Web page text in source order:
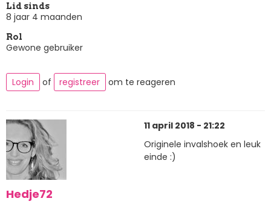
Lid sinds
8 jaar 4 maanden
Rol
Gewone gebruiker
Login of registreer om te reageren
Hedje72
11 april 2018 - 21:22
Originele invalshoek en leuk
einde :)